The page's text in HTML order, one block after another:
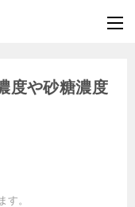
度や砂糖濃度
す。